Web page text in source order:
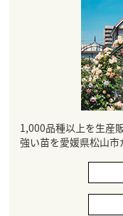
1,000品種以上を生産
強い苗を愛媛県松山市